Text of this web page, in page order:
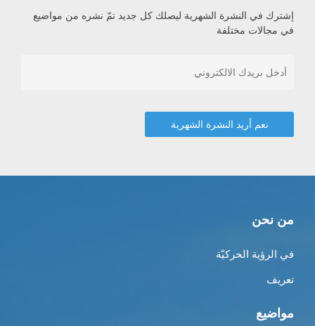
إشترك في النشرة الشهرية ليصلك كل جديد تمّ نشره من مواضيع
في مجالات مختلفة
من نحن
في الرؤية الحركيّة
تعريف
مواضيع